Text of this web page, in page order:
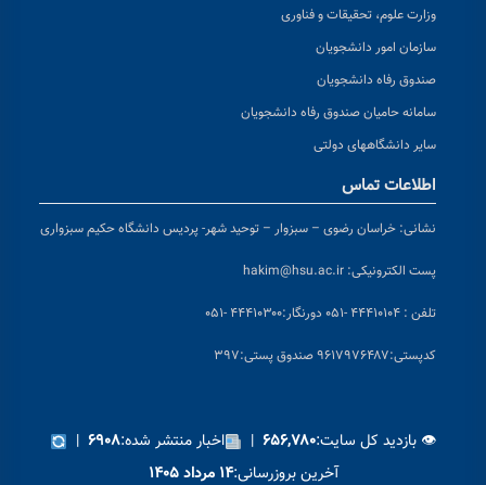
وزارت علوم، تحقیقات و فناوری
سازمان امور دانشجویان
صندوق رفاه دانشجویان
سامانه حامیان صندوق رفاه دانشجویان
سایر دانشگاههای دولتی
اطلاعات تماس
نشانی: خراسان رضوی – سبزوار – توحید شهر- پردیس دانشگاه حکیم سبزواری
پست الکترونیکی: hakim@hsu.ac.ir
تلفن : ۴۴۴۱۰۱۰۴ -۰۵۱ دورنگار:۴۴۴۱۰۳۰۰ -۰۵۱
کدپستی:۹۶۱۷۹۷۶۴۸۷ صندوق پستی:۳۹۷
👁 بازدید کل سایت:۶۵۶,۷۸۰ | اخبار منتشر شده:۶۹۰۸ |
آخرین بروزرسانی:۱۴ مرداد ۱۴۰۵